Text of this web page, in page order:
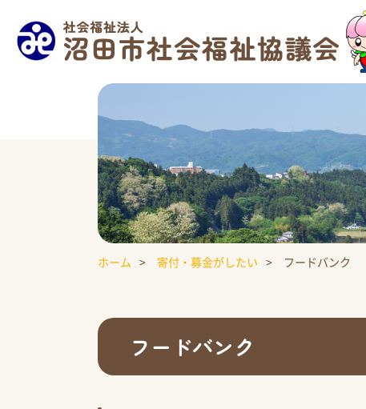
ホーム 寄付・募金がしたい フードバンク
フードバンク